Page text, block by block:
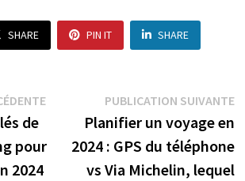
SHARE PIN IT SHARE
Publication
précédente :
de
pour
2024
PUBLICATION SUIVANTE
Planifier un voyage en
2024 : GPS du téléphone
vs Via Michelin, lequel